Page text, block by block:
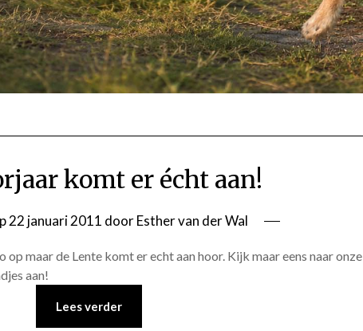
komt er écht aan!
22 januari 2011 doorEsther van der Wal
maar de Lente komt er echt aan hoor. Kijk maar eens naar onze
aan!
Lees verder